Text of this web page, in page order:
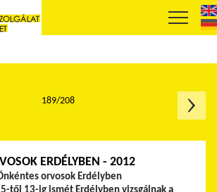
ERDÉLYBEN - 2012
orvosok Erdélyben
189/208